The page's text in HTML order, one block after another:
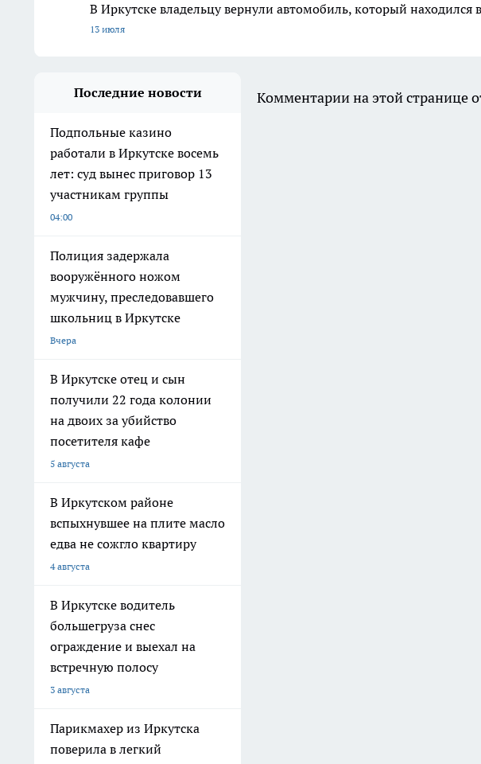
В Иркутске владельцу вернули автомобиль, который находился
13 июля
Последние новости
Подпольные казино
работали в Иркутске восемь
лет: суд вынес приговор 13
участникам группы
04:00
Полиция задержала
вооружённого ножом
мужчину, преследовавшего
школьниц в Иркутске
Вчера
В Иркутске отец и сын
получили 22 года колонии
на двоих за убийство
посетителя кафе
5 августа
В Иркутском районе
вспыхнувшее на плите масло
едва не сожгло квартиру
4 августа
В Иркутске водитель
большегруза снес
ограждение и выехал на
встречную полосу
3 августа
Парикмахер из Иркутска
поверила в легкий
Комментарии на этой странице